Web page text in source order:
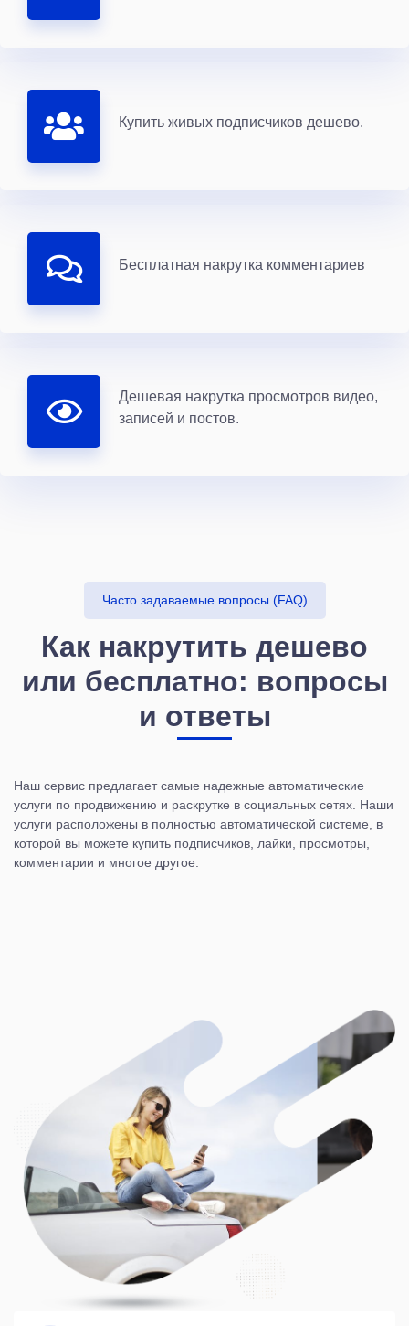
Купить живых подписчиков дешево.
Бесплатная накрутка комментариев
Дешевая накрутка просмотров видео,
записей и постов.
Часто задаваемые вопросы (FAQ)
Как накрутить дешево
или бесплатно: вопросы
и ответы
Наш сервис предлагает самые надежные автоматические
услуги по продвижению и раскрутке в социальных сетях. Наши
услуги расположены в полностью автоматической системе, в
которой вы можете купить подписчиков, лайки, просмотры,
комментарии и многое другое.